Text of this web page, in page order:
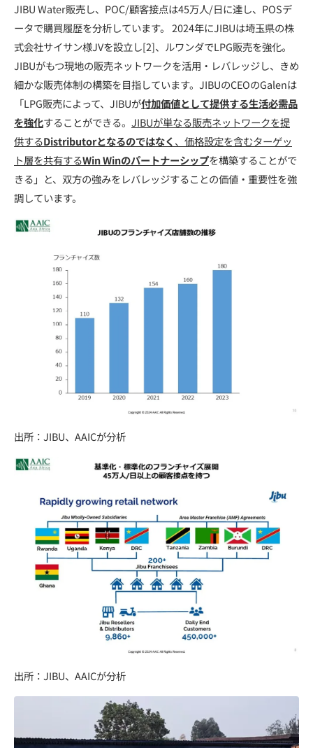
JIBU Water販売し、POC/顧客接点は45万人/日に達し、POSデ
ータで購買履歴を分析しています。 2024年にJIBUは埼玉県の株
式会社サイサン様JVを設立し[2]、ルワンダでLPG販売を強化。
JIBUがもつ現地の販売ネットワークを活用・レバレッジし、きめ
細かな販売体制の構築を目指しています。JIBUのCEOのGalenは
「LPG販売によって、JIBUが付加価値として提供する生活必需品
を強化することができる。 JIBUが単なる販売ネットワークを提
供するDistributorとなるのではなく、価格設定を含むターゲッ
ト層を共有するWin Winのパートナーシップを構築することがで
きる」と、双方の強みをレバレッジすることの価値・重要性を強
調しています。
出所：JIBU、AAICが分析
出所：JIBU、AAICが分析